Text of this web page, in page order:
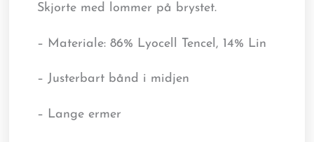
Skjorte med lommer på brystet.
– Materiale: 86% Lyocell Tencel, 14% Lin
– Justerbart bånd i midjen
– Lange ermer